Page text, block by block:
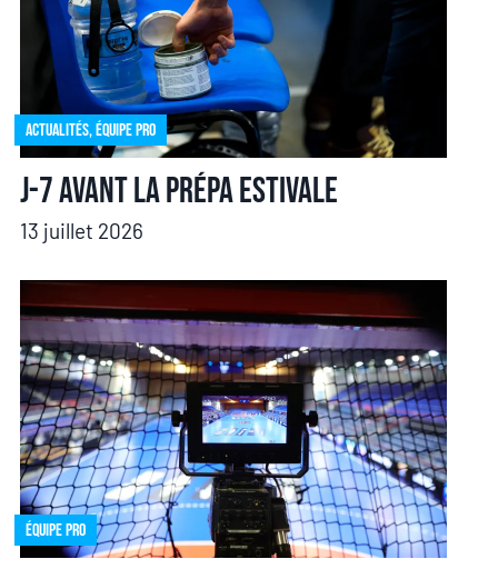
Actualités,Équipe pro
J-7 avant la prépa estivale
13 juillet 2026
Équipe pro